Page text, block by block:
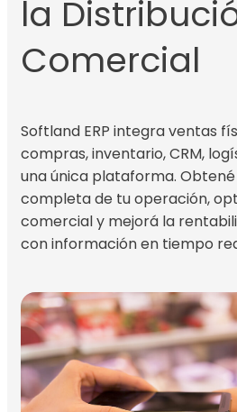
la
Comercial
Softland ERP integra ventas
compras, inventario, CRM,
una única plataforma. Obtené
completa de tu operación,
comercial y mejorá la
con información en tiempo